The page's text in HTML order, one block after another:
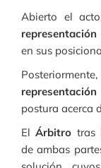
Abierto el
en sus
postura acerca
ElÁrbitro tras
de ambas